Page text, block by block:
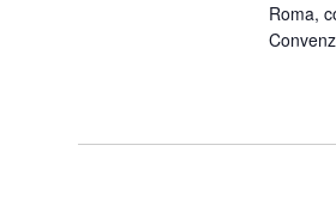
Roma,